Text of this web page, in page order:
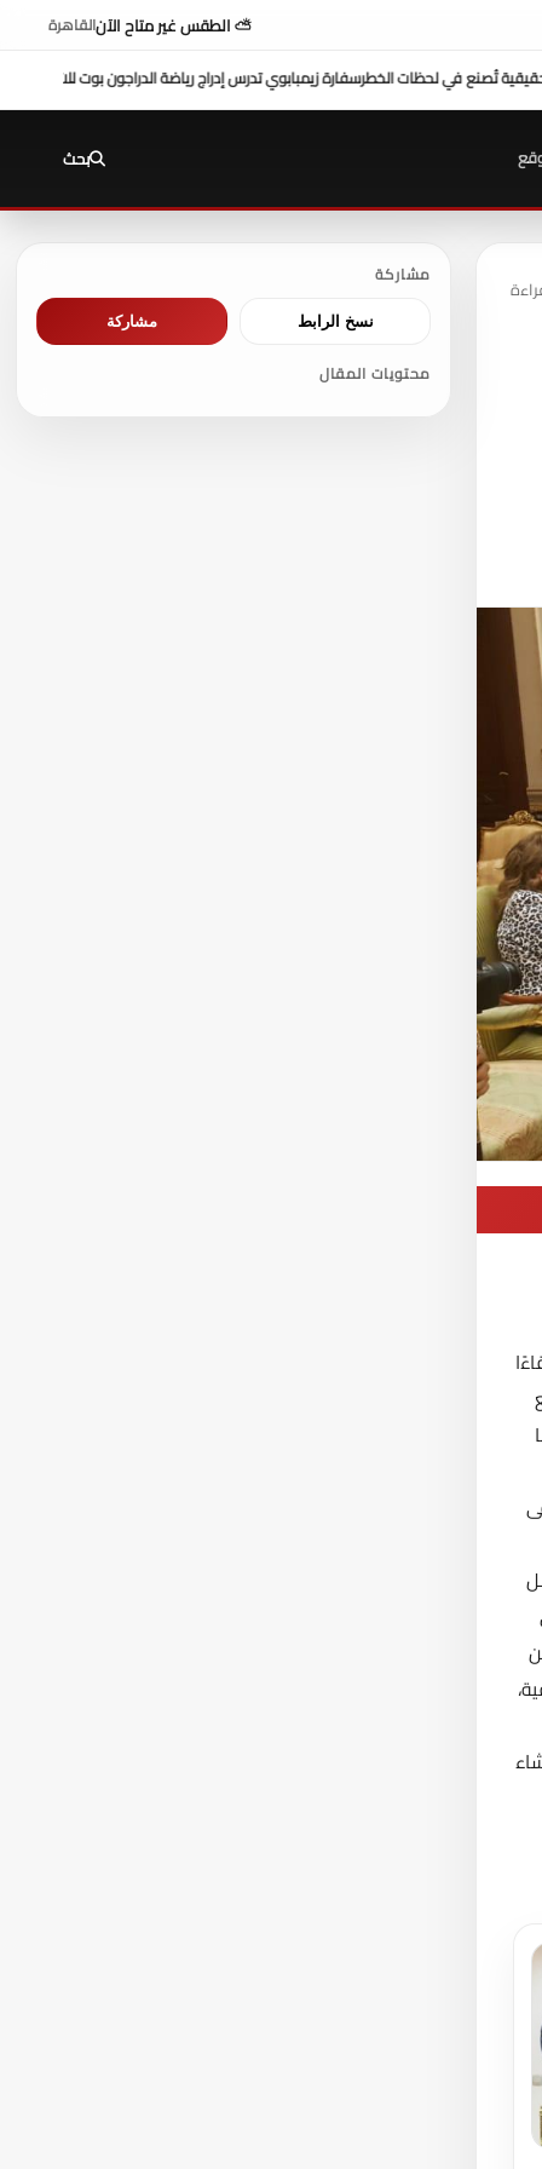
⛅ الطقس غير متاح الآنالقاهرة
حماة الوطن بالجيزة يستعد لإطلاق أكبر زفافرياضة الدراجون بوت للاتحاد الإفريقي
بحث
مشاركة
نسخ الرابط مشاركة
محتويات المقال